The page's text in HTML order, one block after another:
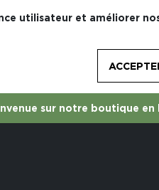
utilisateur et améliorer
sur notre boutique